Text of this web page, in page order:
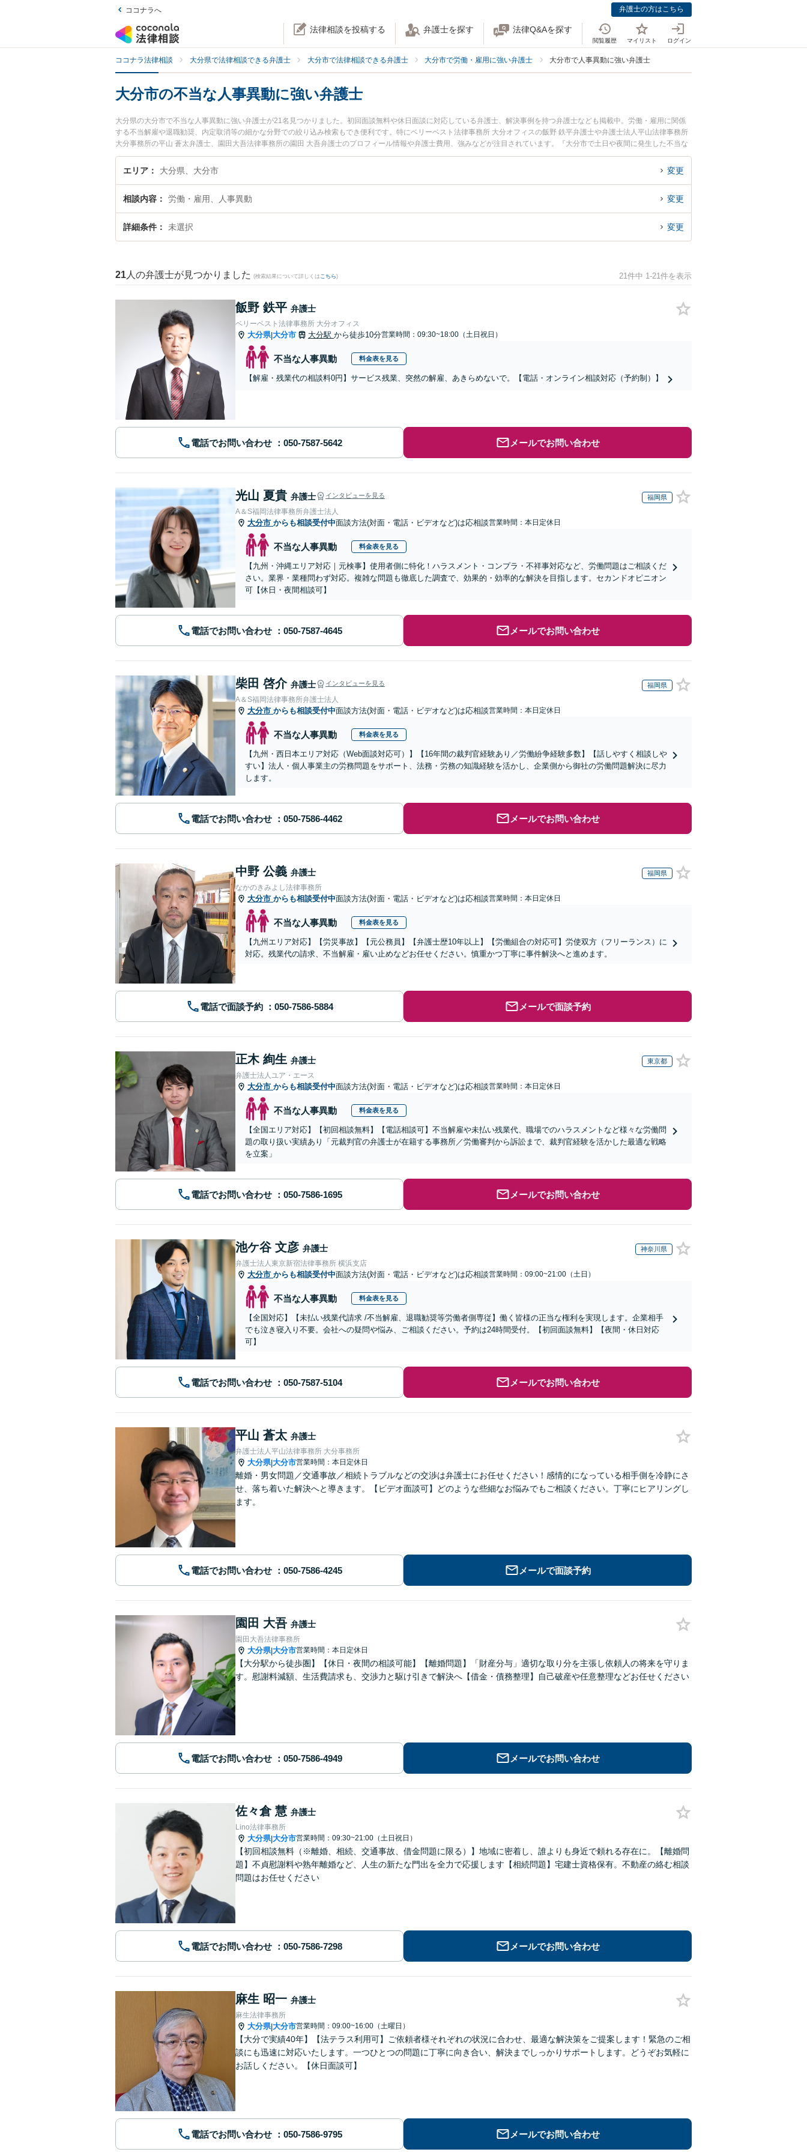
ココナラへ 弁護士の方はこちら
法律相談を投稿する 弁護士を探す 法律Q&Aを探す
閲覧履歴 マイリスト ログイン
ココナラ法律相談 大分県で法律相談できる弁護士 大分市で法律相談できる弁護士 大分市で労働・雇用に強い弁護士 大分市で人事異動に強い弁護士
大分市の不当な人事異動に強い弁護士
大分県の大分市で不当な人事異動に強い弁護士が21名見つかりました。初回面談無料や休日面談に対応している弁護士、解決事例を持つ弁護士なども掲載中。労働・雇用に関係
する不当解雇や退職勧奨、内定取消等の細かな分野での絞り込み検索もでき便利です。特にベリーベスト法律事務所 大分オフィスの飯野 鉄平弁護士や弁護士法人平山法律事務所
大分事務所の平山 蒼太弁護士、園田大吾法律事務所の園田 大吾弁護士のプロフィール情報や弁護士費用、強みなどが注目されています。『大分市で土日や夜間に発生した不当な
人事異動のトラブルを今すぐに弁護士に相談したい』『不当な人事異動のトラブル解決の実績豊富な近くの弁護士を検索したい』『初回相談無料で不当な人事異動を法律相談でき
る大分市内の弁護士に相談予約したい』などでお困りの相談者さんにおすすめです。
エリア 大分県、大分市 変更
相談内容 労働・雇用、人事異動 変更
詳細条件 未選択 変更
21 人の弁護士が見つかりました (検索結果について詳しくは こちら) 21件中 1-21件を表示
飯野 鉄平 弁護士
ベリーベスト法律事務所 大分オフィス
大分県|大分市 大分駅 から徒歩10分営業時間：09:30~18:00（土日祝日）
不当な人事異動 料金表を見る
【解雇・残業代の相談料0円】サービス残業、突然の解雇、あきらめないで。【電話・オンライン相談対応（予約制）】
電話でお問い合わせ メールでお問い合わせ
光山 夏貴 弁護士 インタビューを見る 福岡県
A＆S福岡法律事務所弁護士法人
大分市 からも相談受付中面談方法(対面・電話・ビデオなど)は応相談営業時間：本日定休日
不当な人事異動 料金表を見る
【九州・沖縄エリア対応｜元検事】使用者側に特化！ハラスメント・コンプラ・不祥事対応など、労働問題はご相談くだ
さい。業界・業種問わず対応。複雑な問題も徹底した調査で、効果的・効率的な解決を目指します。セカンドオピニオン
可【休日・夜間相談可】
電話でお問い合わせ メールでお問い合わせ
柴田 啓介 弁護士 インタビューを見る 福岡県
A＆S福岡法律事務所弁護士法人
大分市 からも相談受付中面談方法(対面・電話・ビデオなど)は応相談営業時間：本日定休日
不当な人事異動 料金表を見る
【九州・西日本エリア対応（Web面談対応可）】【16年間の裁判官経験あり／労働紛争経験多数】【話しやすく相談しや
すい】法人・個人事業主の労務問題をサポート、法務・労務の知識経験を活かし、企業側から御社の労働問題解決に尽力
します。
電話でお問い合わせ メールでお問い合わせ
中野 公義 弁護士 福岡県
なかのきみよし法律事務所
大分市 からも相談受付中面談方法(対面・電話・ビデオなど)は応相談営業時間：本日定休日
不当な人事異動 料金表を見る
【九州エリア対応】【労災事故】【元公務員】【弁護士歴10年以上】【労働組合の対応可】労使双方（フリーランス）に
対応。残業代の請求、不当解雇・雇い止めなどお任せください。慎重かつ丁寧に事件解決へと進めます。
電話で面談予約 メールで面談予約
正木 絢生 弁護士 東京都
弁護士法人ユア・エース
大分市 からも相談受付中面談方法(対面・電話・ビデオなど)は応相談営業時間：本日定休日
不当な人事異動 料金表を見る
【全国エリア対応】【初回相談無料】【電話相談可】不当解雇や未払い残業代、職場でのハラスメントなど様々な労働問
題の取り扱い実績あり「元裁判官の弁護士が在籍する事務所／労働審判から訴訟まで、裁判官経験を活かした最適な戦略
を立案」
電話でお問い合わせ メールでお問い合わせ
池ケ谷 文彦 弁護士 神奈川県
弁護士法人東京新宿法律事務所 横浜支店
大分市 からも相談受付中面談方法(対面・電話・ビデオなど)は応相談営業時間：09:00~21:00（土日）
不当な人事異動 料金表を見る
【全国対応】【未払い残業代請求 /不当解雇、退職勧奨等労働者側専従】働く皆様の正当な権利を実現します。企業相手
でも泣き寝入り不要。会社への疑問や悩み、ご相談ください。予約は24時間受付。【初回面談無料】【夜間・休日対応
可】
電話でお問い合わせ メールでお問い合わせ
平山 蒼太 弁護士
弁護士法人平山法律事務所 大分事務所
大分県|大分市営業時間：本日定休日
離婚・男女問題／交通事故／相続トラブルなどの交渉は弁護士にお任せください！感情的になっている相手側を冷静にさ
せ、落ち着いた解決へと導きます。【ビデオ面談可】どのような些細なお悩みでもご相談ください。丁寧にヒアリングし
ます。
電話でお問い合わせ メールで面談予約
園田 大吾 弁護士
園田大吾法律事務所
大分県|大分市営業時間：本日定休日
【大分駅から徒歩圏】【休日・夜間の相談可能】【離婚問題】「財産分与」適切な取り分を主張し依頼人の将来を守りま
す。慰謝料減額、生活費請求も、交渉力と駆け引きで解決へ【借金・債務整理】自己破産や任意整理などお任せください
電話でお問い合わせ メールでお問い合わせ
佐々倉 慧 弁護士
Lino法律事務所
大分県|大分市営業時間：09:30~21:00（土日祝日）
【初回相談無料（※離婚、相続、交通事故、借金問題に限る）】地域に密着し、誰よりも身近で頼れる存在に。【離婚問
題】不貞慰謝料や熟年離婚など、人生の新たな門出を全力で応援します【相続問題】宅建士資格保有。不動産の絡む相談
問題はお任せください
電話でお問い合わせ メールでお問い合わせ
麻生 昭一 弁護士
麻生法律事務所
大分県|大分市営業時間：09:00~16:00（土曜日）
【大分で実績40年】【法テラス利用可】ご依頼者様それぞれの状況に合わせ、最適な解決策をご提案します！緊急のご相
談にも迅速に対応いたします。一つひとつの問題に丁寧に向き合い、解決までしっかりサポートします。どうぞお気軽に
お話しください。【休日面談可】
電話でお問い合わせ メールでお問い合わせ